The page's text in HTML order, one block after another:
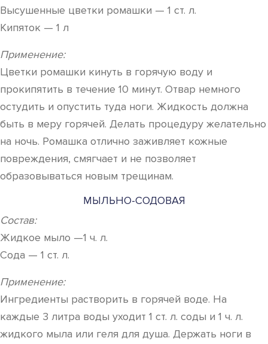
Высушенные цветки ромашки — 1 ст. л.
Кипяток — 1 л
Применение:
Цветки ромашки кинуть в горячую воду и
прокипятить в течение 10 минут. Отвар немного
остудить и опустить туда ноги. Жидкость должна
быть в меру горячей. Делать процедуру желательно
на ночь. Ромашка отлично заживляет кожные
повреждения, смягчает и не позволяет
образовываться новым трещинам.
МЫЛЬНО-СОДОВАЯ
Состав:
Жидкое мыло —1 ч. л.
Сода — 1 ст. л.
Применение:
Ингредиенты растворить в горячей воде. На
каждые 3 литра воды уходит 1 ст. л. соды и 1 ч. л.
жидкого мыла или геля для душа. Держать ноги в